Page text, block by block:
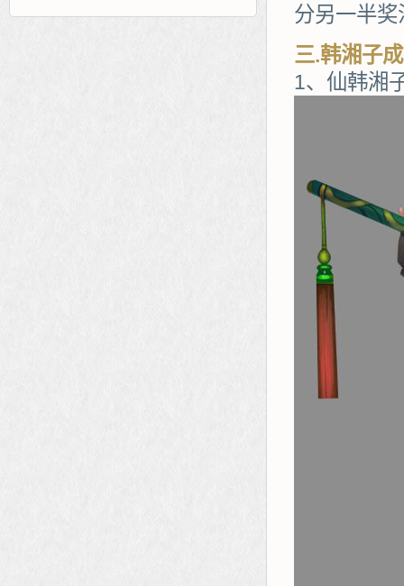
分另一半奖
三.韩湘子
1、仙韩湘